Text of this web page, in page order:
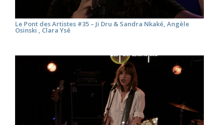
Le Pont des Artistes #35 – Ji Dru & Sandra Nkaké, Angèle
Osinski , Clara Ysé